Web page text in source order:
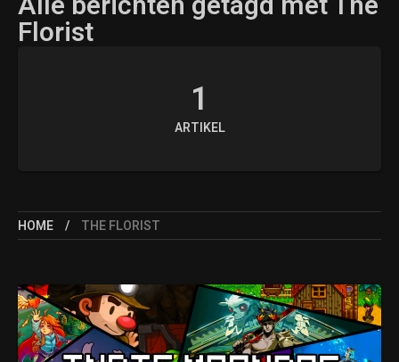
Florist
1
ARTIKEL
HOME THE FLORIST